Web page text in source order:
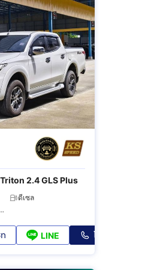
2.4 GLS Plus
ดีเซล
เทพมหานคร
LINE โทร